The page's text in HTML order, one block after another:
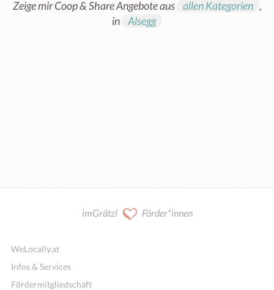
Zeige mir Coop & Share Angebote aus allen Kategorien ,
in Alsegg
imGrätzl Förder*innen
WeLocally.at
Infos & Services
Fördermitgliedschaft